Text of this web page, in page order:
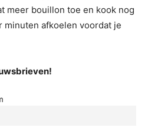
meer bouillon toe en kook nog
minuten afkoelen voordat je